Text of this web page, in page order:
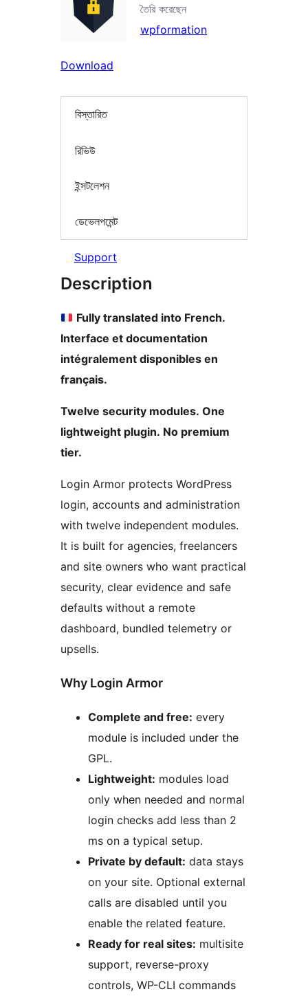
তৈরি করেছেন
wpformation
Download
বিস্তারিত
রিভিউ
ইন্সটলেশন
ডেভেলপমেন্ট
Support
Description
Fully translated into French.
Interface et documentation
intégralement disponibles en
français.
Twelve security modules. One
lightweight plugin. No premium
tier.
Login Armor protects WordPress
login, accounts and administration
with twelve independent modules.
It is built for agencies, freelancers
and site owners who want practical
security, clear evidence and safe
defaults without a remote
dashboard, bundled telemetry or
upsells.
Why Login Armor
Complete and free: every
module is included under the
GPL.
Lightweight: modules load
only when needed and normal
login checks add less than 2
ms on a typical setup.
Private by default: data stays
on your site. Optional external
calls are disabled until you
enable the related feature.
Ready for real sites: multisite
support, reverse-proxy
controls, WP-CLI commands